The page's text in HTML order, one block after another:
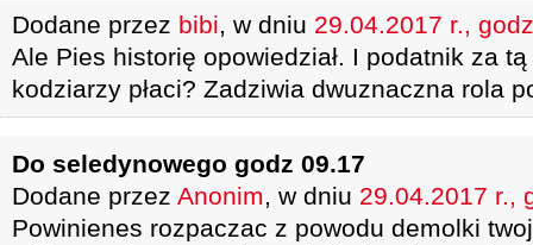
Dodane przez bibi, w dniu 29.04.2017 r.,
Ale Pies historię opowiedział. I podatnik za
kodziarzy płaci? Zadziwia dwuznaczna rola
Do seledynowego godz 09.17
Dodane przez Anonim, w dniu 29.04.2017 r.,
Powinienes rozpaczac z powodu demolki